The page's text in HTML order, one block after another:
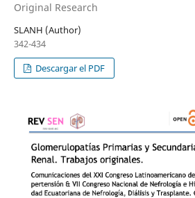
Original Research
SLANH (Author)
342-434
Descargar el PDF